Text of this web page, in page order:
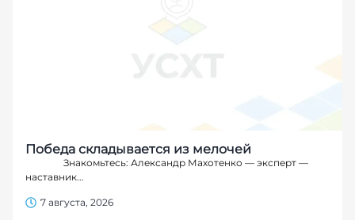
Победа складывается из мелочей
Знакомьтесь: Александр Махотенко — эксперт —
наставник...
7 августа, 2026